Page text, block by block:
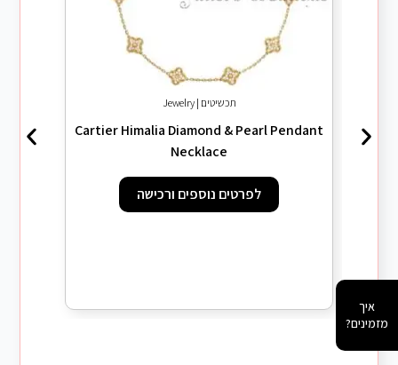
תכשיטים | Jewelry
Cartier Himalia Diamond & Pearl Pendant
Necklace
לפרטים נוספים ורכישה
איך
מזמינים?